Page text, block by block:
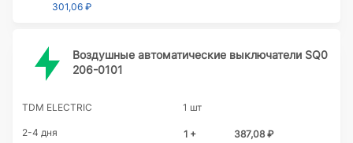
301,06 ₽
Воздушные автоматические выключатели SQ0
206-0101
TDM ELECTRIC 1 шт
2-4 дня 1 +
387,08 ₽